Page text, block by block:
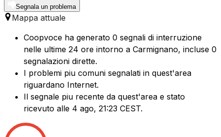
Segnala un problema
Mappa attuale
Coopvoce ha generato 0 segnali di interruzione
nelle ultime 24 ore intorno a Carmignano, incluse 0
segnalazioni dirette.
I problemi piu comuni segnalati in quest'area
riguardano Internet.
Il segnale piu recente da quest'area e stato
ricevuto alle 4 ago, 21:23 CEST.